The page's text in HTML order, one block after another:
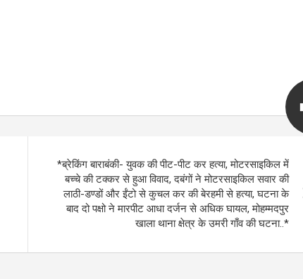
*ब्रेकिंग बाराबंकी- युवक की पीट-पीट कर हत्या, मोटरसाइकिल में
बच्चे की टक्कर से हुआ विवाद, दबंगों ने मोटरसाइकिल सवार की
लाठी-डण्डों और ईंटो से कुचल कर की बेरहमी से हत्या, घटना के
बाद दो पक्षो ने मारपीट आधा दर्जन से अधिक घायल, मोहम्मदपुर
खाला थाना क्षेत्र के उमरी गाँव की घटना..*